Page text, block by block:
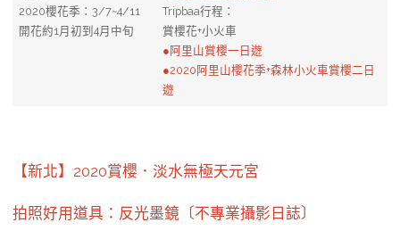
2020櫻花季：3/7~4/11
開花約1月初到4月中旬
Tripbaa行程：
賞櫻花+小火車
●阿里山賞櫻一日遊
●2020阿里山櫻花季+森林小火車賞櫻二日
遊
【新北】2020賞櫻．淡水無極天元宮
拍照好用道具：反光墨鏡〔不專業攝影日誌〕